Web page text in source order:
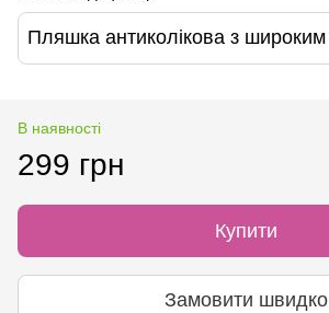
В наявності
299 грн
Купити
Замовити швидко